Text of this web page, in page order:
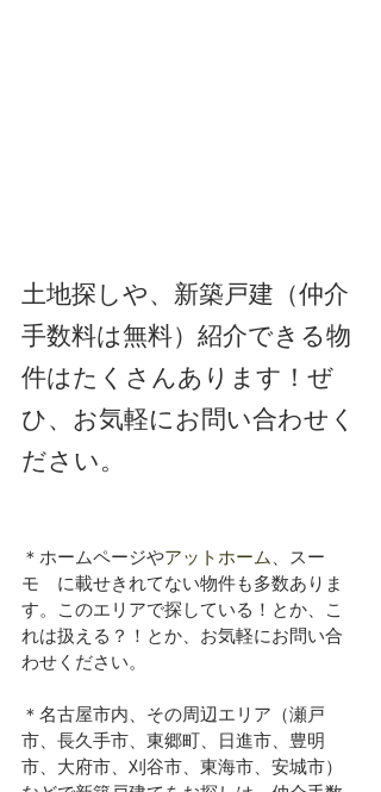
土地探しや、新築戸建（仲介
手数料は無料）紹介できる物
件はたくさんあります！ぜ
ひ、お気軽にお問い合わせく
ださい。
＊ホームページやアットホーム、スー
モ　に載せきれてない物件も多数ありま
す。このエリアで探している！とか、こ
れは扱える？！とか、お気軽にお問い合
わせください。
＊名古屋市内、その周辺エリア（瀬戸
市、長久手市、東郷町、日進市、豊明
市、大府市、刈谷市、東海市、安城市）